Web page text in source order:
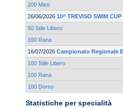
200 Misti
26/06/2026 10^ TREVISO SWIM CUP
50 Stile Libero
100 Rana
16/07/2026 Campionato Regionale
100 Stile Libero
100 Rana
100 Dorso
Statistiche per specialità